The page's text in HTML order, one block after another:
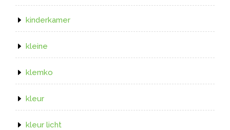
kinderkamer
kleine
klemko
kleur
kleur licht